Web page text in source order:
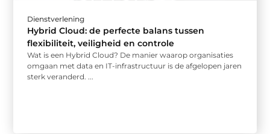
Dienstverlening
Hybrid Cloud: de perfecte balans tussen
flexibiliteit, veiligheid en controle
Wat is een Hybrid Cloud? De manier waarop organisaties
omgaan met data en IT-infrastructuur is de afgelopen jaren
sterk veranderd. ...